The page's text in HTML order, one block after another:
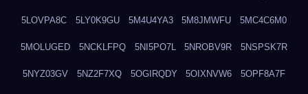
5LOVPA8C 5LY0K9GU 5M4U4YA3 5M8JMWFU 5MC4C6M0
5MOLUGED 5NCKLFPQ 5NI5PO7L 5NROBV9R 5NSPSK7R
5NYZ03GV 5NZ2F7XQ 5OGIRQDY 5OIXNVW6 5OPF8A7F